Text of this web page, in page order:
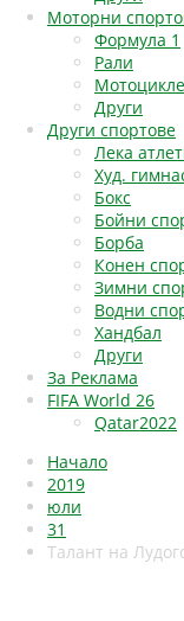
Моторни
Формула 1
Рали
Други
Други спортове
Лека
Худ.
Бокс
Бойни
Борба
Конен
Зимни
Водни
Хандбал
Други
За Реклама
FIFA World 26
Qatar2022
Начало
2019
юли
31
Талант на